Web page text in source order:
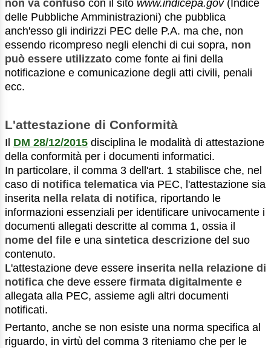
non va confuso con il sito www.indicepa.gov(Indice
delle Pubbliche Amministrazioni) che pubblica
anch'esso gli indirizzi PEC delle P.A. ma che, non
essendo ricompreso negli elenchi di cui sopra, non
può essere utilizzato come fonte ai fini della
notificazione e comunicazione degli atti civili, penali
ecc.
L'attestazione di Conformità
Il DM 28/12/2015 disciplina le modalità di attestazione
della conformità per i documenti informatici.
In particolare, il comma 3 dell'art. 1 stabilisce che, nel
caso di notifica telematica via PEC, l'attestazione sia
inserita nella relata di notifica, riportando le
informazioni essenziali per identificare univocamente i
documenti allegati descritte al comma 1, ossia il
nome del file e una sintetica descrizione del suo
contenuto.
L'attestazione deve essere inserita nella relazione di
notifica che deve essere firmata digitalmente e
allegata alla PEC, assieme agli altri documenti
notificati.
Pertanto, anche se non esiste una norma specifica al
riguardo, in virtù del comma 3 riteniamo che per le